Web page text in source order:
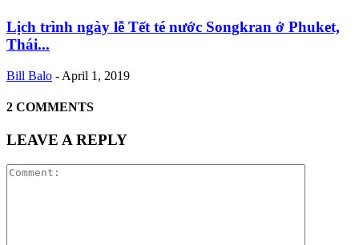
Lịch trình ngày lễ Tết té nước Songkran ở Phuket,
Thái...
Bill Balo - April 1, 2019
2 COMMENTS
LEAVE A REPLY